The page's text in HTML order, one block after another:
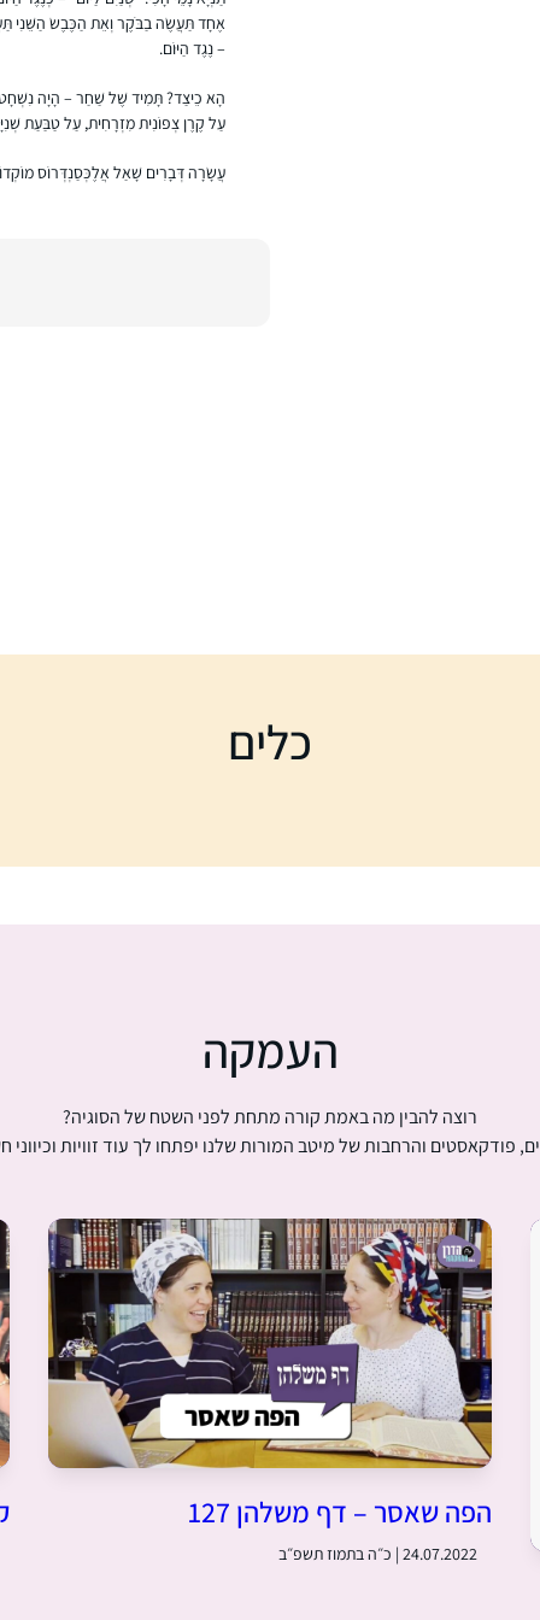
אֶחָד תַּעֲשֶׂה בַבֹּקֶר וְאֵת הַכֶּבֶשׂ הַשֵּׁנִי
– נֶגֶד הַיּוֹם.
הָא כֵיצַד? תָּמִיד שֶׁל שַׁחַר – הָיָה
עַל קֶרֶן צְפוֹנִית מִזְרָחִית, עַל טַבַּעַת
עֲשָׂרָה דְּבָרִים שָׁאַל אֲלֶכְּסַנְדְּרוֹס
כלים
העמקה
רוצה להבין מה באמת קורה מתחת לפני השטח של הסוגיה?
פודקאסטים והרחבות של מיטב המורות שלנו יפתחו לך עוד זוויות וכיווני
הפה שאסר – דף משלהן 127
24.07.2022 | כ״ה בתמוז תשפ״ב